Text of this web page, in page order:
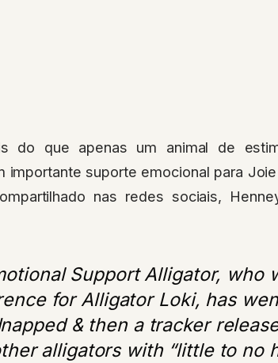
do que apenas um animal de
importante suporte emocional para
nas redes sociais,
Support Alligator, who
for Alligator Loki, has
& then a tracker
alligators with “little to no